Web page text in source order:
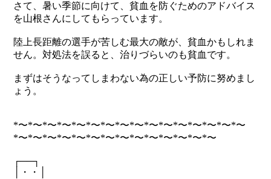
さて、暑い季節に向けて、貧血を防ぐためのアドバイス
を山根さんにしてもらっています。
陸上長距離の選手が苦しむ最大の敵が、貧血かもしれま
せん。対処法を誤ると、治りづらいのも貧血です。
まずはそうなってしまわない為の正しい予防に努めまし
ょう。
*〜*〜*〜*〜*〜*〜*〜*〜*〜*〜*〜*〜*〜*〜*〜*〜
*〜*〜*〜*〜*〜*〜*〜*〜*〜*〜*〜*〜*〜*〜
┌──┐
│・・│